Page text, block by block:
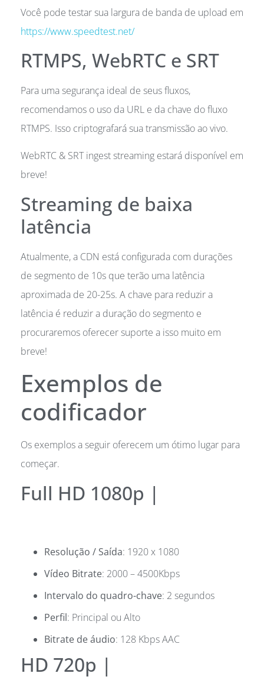
Você pode testar sua largura de banda de upload em
https://www.speedtest.net/
RTMPS, WebRTC e SRT
Para uma segurança ideal de seus fluxos,
recomendamos o uso da URL e da chave do fluxo
RTMPS. Isso criptografará sua transmissão ao vivo.
WebRTC & SRT ingest streaming estará disponível em
breve!
Streaming de baixa
latência
Atualmente, a CDN está configurada com durações
de segmento de 10s que terão uma latência
aproximada de 20-25s. A chave para reduzir a
latência é reduzir a duração do segmento e
procuraremos oferecer suporte a isso muito em
breve!
Exemplos de
codificador
Os exemplos a seguir oferecem um ótimo lugar para
começar.
Full HD 1080p |
Resolução / Saída: 1920 x 1080
Vídeo Bitrate: 2000 – 4500Kbps
Intervalo do quadro-chave: 2 segundos
Perfil: Principal ou Alto
Bitrate de áudio: 128 Kbps AAC
HD 720p |